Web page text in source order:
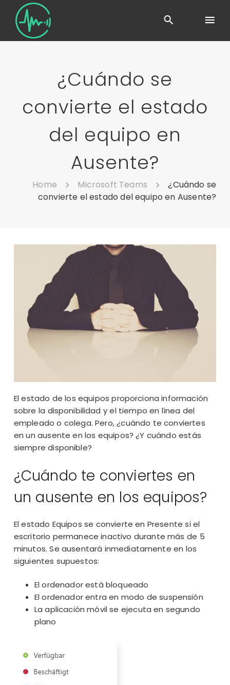
¿Cuándo se
convierte el estado
del equipo en
Ausente?
Home Microsoft Teams
¿Cuándo se
convierte el estado del equipo en Ausente?
El estado de los equipos proporciona información
sobre la disponibilidad y el tiempo en línea del
empleado o colega. Pero, ¿cuándo te conviertes
en un ausente en los equipos? ¿Y cuándo estás
siempre disponible?
¿Cuándo te conviertes en
un ausente en los equipos?
El estado Equipos se convierte en Presente si el
escritorio permanece inactivo durante más de 5
minutos. Se ausentará inmediatamente en los
siguientes supuestos:
El ordenador está bloqueado
El ordenador entra en modo de suspensión
La aplicación móvil se ejecuta en segundo
plano